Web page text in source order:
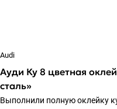
Audi
Ауди Ку 8 цветная
сталь»
Выполнили полную оклейку